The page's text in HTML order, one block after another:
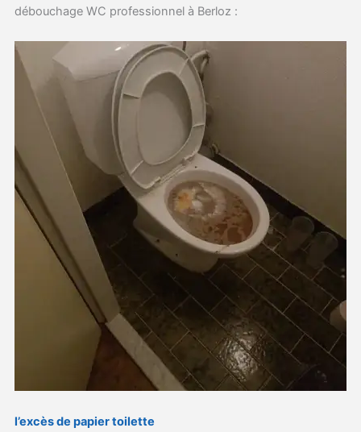
débouchage WC professionnel à Berloz :
l’excès de papier toilette